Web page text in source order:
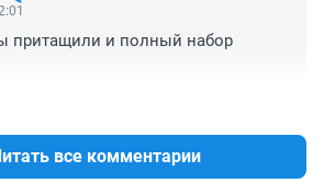
притащили и полный набор
все комментарии